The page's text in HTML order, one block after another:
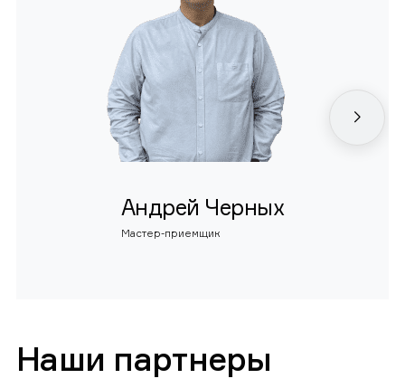
Андрей Черных
Мастер-приемщик
Наши партнеры